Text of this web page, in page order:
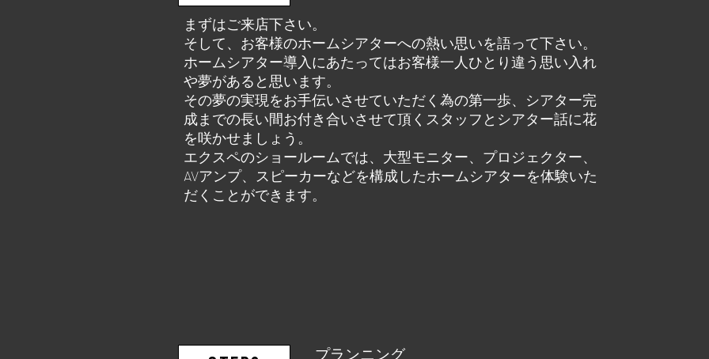
まずはご来店下さい。
そして、お客様のホームシアターへの熱い思いを語って下さい。
ホームシアター導入にあたってはお客様一人ひとり違う思い入れ
や夢があると思います。
その夢の実現をお手伝いさせていただく為の第一歩、シアター完
成までの長い間お付き合いさせて頂くスタッフとシアター話に花
を咲かせましょう。
エクスペのショールームでは、大型モニター、プロジェクター、
AVアンプ、スピーカーなどを構成したホームシアターを体験いた
だくことができます。
​プランニング